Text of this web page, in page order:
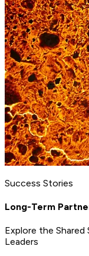
Success Stories
Long-Term
Explore the
Leaders